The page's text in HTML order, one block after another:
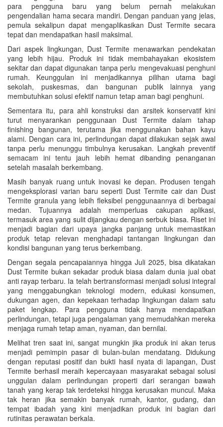
para pengguna baru yang belum pernah melakukan
pengendalian hama secara mandiri. Dengan panduan yang jelas,
pemula sekalipun dapat mengaplikasikan Dust Termite secara
tepat dan mendapatkan hasil maksimal.
Dari aspek lingkungan, Dust Termite menawarkan pendekatan
yang lebih hijau. Produk ini tidak membahayakan ekosistem
sekitar dan dapat digunakan tanpa perlu mengevakuasi penghuni
rumah. Keunggulan ini menjadikannya pilihan utama bagi
sekolah, puskesmas, dan bangunan publik lainnya yang
membutuhkan solusi efektif namun tetap aman bagi penghuni.
Sementara itu, para ahli konstruksi dan arsitek konservatif kini
turut menyarankan penggunaan Dust Termite dalam tahap
finishing bangunan, terutama jika menggunakan bahan kayu
alami. Dengan cara ini, perlindungan dapat dilakukan sejak awal
tanpa perlu menunggu timbulnya kerusakan. Langkah preventif
semacam ini tentu jauh lebih hemat dibanding penanganan
setelah masalah berkembang.
Masih banyak ruang untuk inovasi ke depan. Produsen tengah
mengeksplorasi varian baru seperti Dust Termite cair dan Dust
Termite granula yang lebih fleksibel penggunaannya di berbagai
medan. Tujuannya adalah memperluas cakupan aplikasi,
termasuk area yang sulit dijangkau dengan serbuk biasa. Riset ini
menjadi bagian dari upaya jangka panjang untuk memastikan
produk tetap relevan menghadapi tantangan lingkungan dan
kondisi bangunan yang terus berkembang.
Dengan segala pencapaiannya hingga Juli 2025, bisa dikatakan
Dust Termite bukan sekadar produk biasa dalam dunia jual obat
anti rayap terbaru. Ia telah bertransformasi menjadi solusi integral
yang menggabungkan teknologi modern, edukasi konsumen,
dukungan agen, dan kepekaan terhadap lingkungan dalam satu
paket lengkap. Para pengguna tidak hanya mendapatkan
perlindungan, tetapi juga pengalaman yang memudahkan mereka
menjaga rumah tetap aman, nyaman, dan bernilai.
Melihat tren saat ini, sangat mungkin jika produk ini akan terus
menjadi pemimpin pasar di bulan-bulan mendatang. Didukung
dengan reputasi positif dan bukti hasil nyata di lapangan, Dust
Termite berhasil meraih kepercayaan masyarakat sebagai solusi
unggulan dalam perlindungan properti dari serangan bawah
tanah yang kerap tak terdeteksi hingga kerusakan muncul. Maka
tak heran jika semakin banyak rumah, kantor, gudang, dan
tempat ibadah yang kini menjadikan produk ini bagian dari
rutinitas perawatan berkala.